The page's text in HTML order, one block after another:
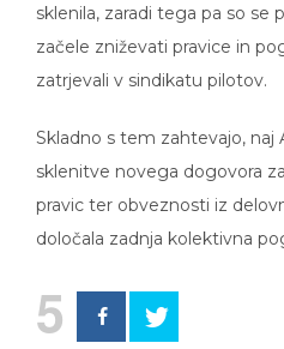
sklenila, zaradi tega pa so se
začele zniževati pravice in
zatrjevali v sindikatu pilotov.
Skladno s tem zahtevajo, naj
sklenitve novega dogovora
pravic ter obveznosti iz
določala zadnja kolektivna
5